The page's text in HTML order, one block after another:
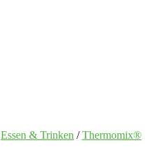
Essen & Trinken /Thermomix®